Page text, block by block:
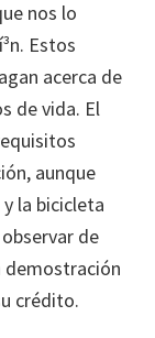
nos lo
Estos
acerca de
de vida. El
aunque
la bicicleta
de
demostración
crédito.